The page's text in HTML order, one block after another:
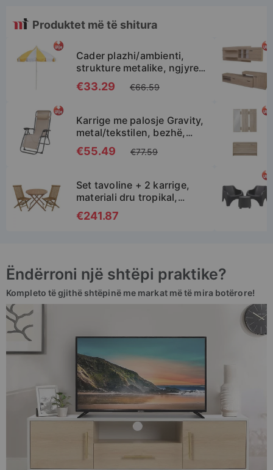
Produktet më të shitura
Cader plazhi/ambienti,
strukture metalike, ngjyre
e verdhe me te bardhe,
D1.9 m
Special
Price
€33.29 €66.59
SHTO NË SHPORTË
Karrige me palosje Gravity,
metal/tekstilen, bezhë,
64x160xH110 cm
Special
Price
€55.49 €77.59
SHTO NË SHPORTË
Set tavoline + 2 karrige,
materiali dru tropikal,
ngjyra natyrale, tavoloina
D90xH75cm, karrige
€241.87
Ëndërroni një shtëpi praktike?
Kompleto të gjithë shtëpinë me markat më të mira botërore!